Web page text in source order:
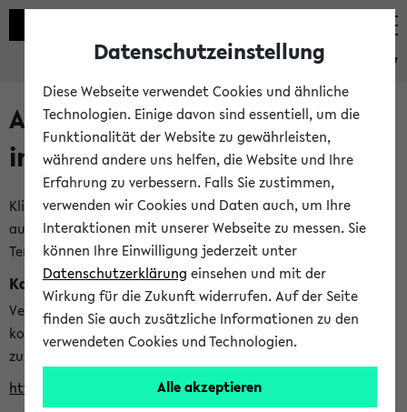
eKVV
Alle veröffentlichten Semester
im eKVV
Klicken Sie auf das Semester, welches Sie für Ihre Sitzung
auswählen möchten. Bitte beachten Sie auch die weiteren
Termine imKalender der Lehrplanung
Kalenderintegration
Verwenden Sie die folgende Adresse, um mit einer
kompatiblen Kalenderanwendung auf die Vorlesungszeiten
zuzugreifen (nähere Informationen
finden Sie hier
https://ekvv.uni-bielefeld.de/ws/calendar?vz
Datenschutzeinstellung
Diese Webseite verwendet Cookies und ähnliche
Technologien. Einige davon sind essentiell, um die
Funktionalität der Website zu gewährleisten,
während andere uns helfen, die Website und Ihre
Erfahrung zu verbessern. Falls Sie zustimmen,
verwenden wir Cookies und Daten auch, um Ihre
Interaktionen mit unserer Webseite zu messen. Sie
können Ihre Einwilligung jederzeit unter
Datenschutzerklärung einsehen und mit der
Wirkung für die Zukunft widerrufen. Auf der Seite
finden Sie auch zusätzliche Informationen zu den
verwendeten Cookies und Technologien.
Alle akzeptieren